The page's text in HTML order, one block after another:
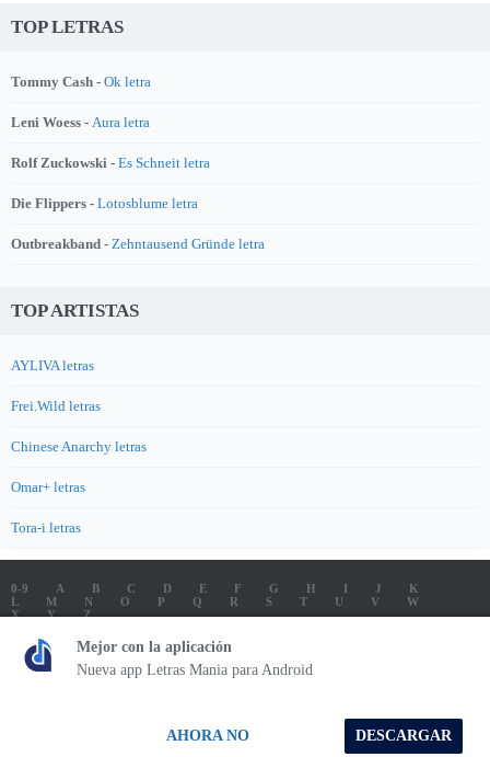
TOP LETRAS
Tommy Cash - Ok letra
Leni Woess - Aura letra
Rolf Zuckowski - Es Schneit letra
Die Flippers - Lotosblume letra
Outbreakband - Zehntausend Gründe letra
TOP ARTISTAS
AYLIVA letras
Frei.Wild letras
Chinese Anarchy letras
Omar+ letras
Tora-i letras
0-9 A B C D E F G H I J
K
L
M N O P Q R S T V
W
X
Y
Z
LETRAS
SOUNDTRACK LETRAS
TOP 100 LETRAS
ENVIA LETRAS
Letrasmania.com - Copyright © 2026 - All Rights Reserved
Mejor con la aplicación
Nueva app Letras Mania para Android
DESCARGAR
AHORA NO